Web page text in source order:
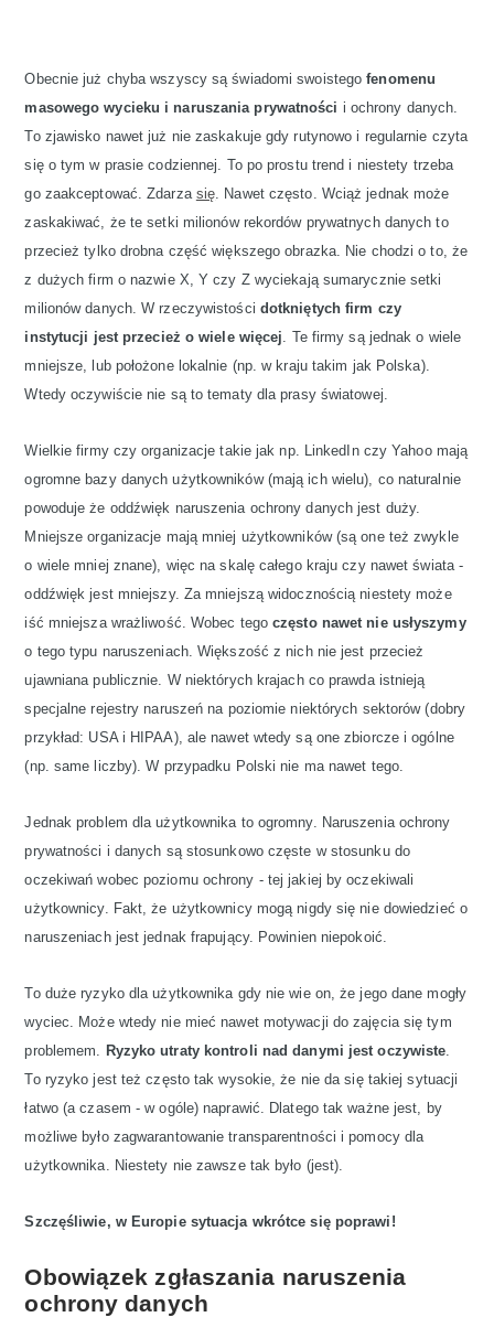
Obecnie już chyba wszyscy są świadomi swoistegofenomenu
masowego wycieku i naruszania prywatności i ochrony danych.
To zjawisko nawet już nie zaskakuje gdy rutynowo i regularnie czyta
się o tym w prasie codziennej. To po prostu trend i niestety trzeba
go zaakceptować. Zdarza się. Nawet często. Wciąż jednak może
zaskakiwać, że te setki milionów rekordów prywatnych danych to
przecież tylko drobna część większego obrazka. Nie chodzi o to, że
z dużych firm o nazwie X, Y czy Z wyciekają sumarycznie setki
milionów danych. W rzeczywistości dotkniętych firm czy
instytucji jest przecież o wiele więcej. Te firmy są jednak o wiele
mniejsze, lub położone lokalnie (np. w kraju takim jak Polska).
Wtedy oczywiście nie są to tematy dla prasy światowej.
Wielkie firmy czy organizacje takie jak np. LinkedIn czy Yahoo mają
ogromne bazy danych użytkowników (mają ich wielu), co naturalnie
powoduje że oddźwięk naruszenia ochrony danych jest duży.
Mniejsze organizacje mają mniej użytkowników (są one też zwykle
o wiele mniej znane), więc na skalę całego kraju czy nawet świata -
oddźwięk jest mniejszy. Za mniejszą widocznością niestety może
iść mniejsza wrażliwość. Wobec tegoczęsto nawet nie usłyszymy
o tego typu naruszeniach. Większość z nich nie jest przecież
ujawniana publicznie. W niektórych krajach co prawda istnieją
specjalne rejestry naruszeń na poziomie niektórych sektorów (dobry
przykład: USA i HIPAA), ale nawet wtedy są one zbiorcze i ogólne
(np. same liczby). W przypadku Polski nie ma nawet tego.
Jednak problem dla użytkownika to ogromny. Naruszenia ochrony
prywatności i danych są stosunkowo częste w stosunku do
oczekiwań wobec poziomu ochrony - tej jakiej by oczekiwali
użytkownicy. Fakt, że użytkownicy mogą nigdy się nie dowiedzieć o
naruszeniach jest jednak frapujący. Powinien niepokoić.
To duże ryzyko dla użytkownika gdy nie wie on, że jego dane mogły
wyciec. Może wtedy nie mieć nawet motywacji do zajęcia się tym
problemem. Ryzyko utraty kontroli nad danymi jest oczywiste.
To ryzyko jest też często tak wysokie, że nie da się takiej sytuacji
łatwo (a czasem - w ogóle) naprawić. Dlatego tak ważne jest, by
możliwe było zagwarantowanie transparentności i pomocy dla
użytkownika. Niestety nie zawsze tak było (jest).
Szczęśliwie, w Europie sytuacja wkrótce się poprawi!
Obowiązek zgłaszania naruszenia
ochrony danych